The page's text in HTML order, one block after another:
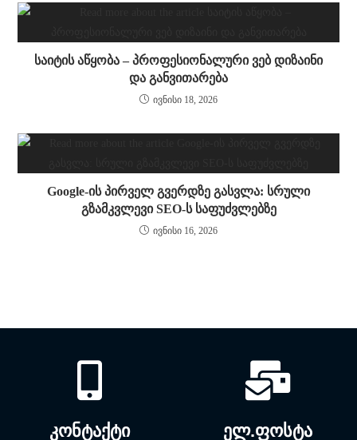
საიტის აწყობა – პროფესიონალური ვებ დიზაინი
და განვითარება
ივნისი 18, 2026
Google-ის პირველ გვერდზე გასვლა: სრული
გზამკვლევი SEO-ს საფუძვლებზე
ივნისი 16, 2026
კონტაქტი ელ.ფოსტა